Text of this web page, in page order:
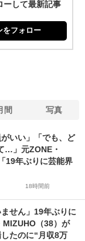
して最新記事
をフォロー
間 写真
がいい」「でも、ど
…」元ZONE・
19年ぶりに芸能界
18時間前
ません」19年ぶりに
MIZUHO（38）が
たのに“月収8万